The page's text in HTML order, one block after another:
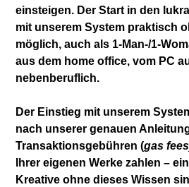
einsteigen. Der Start in den
mit unserem System praktisch
möglich, auch als 1-Man-/1-
aus dem home office, vom PC
nebenberuflich.
Der Einstieg mit unserem
nach unserer genauen
Transaktionsgebühren (gas
Ihrer eigenen Werke zahlen –
Kreative ohne dieses Wissen